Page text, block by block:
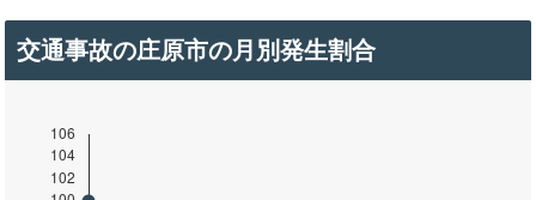
交通事故の庄原市の月別発生割合